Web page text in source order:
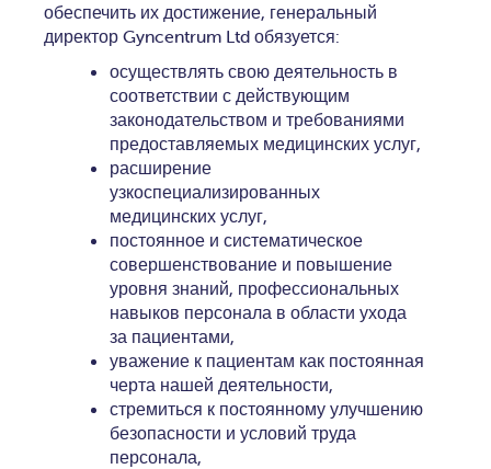
обеспечить их достижение, генеральный
директор Gyncentrum Ltd обязуется:
осуществлять свою деятельность в
соответствии с действующим
законодательством и требованиями
предоставляемых медицинских услуг,
расширение
узкоспециализированных
медицинских услуг,
постоянное и систематическое
совершенствование и повышение
уровня знаний, профессиональных
навыков персонала в области ухода
за пациентами,
уважение к пациентам как постоянная
черта нашей деятельности,
стремиться к постоянному улучшению
безопасности и условий труда
персонала,